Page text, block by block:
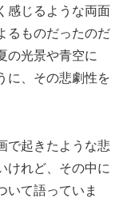
感じるような両面
るものだったのだ
の光景や青空に
に、その悲劇性を
で起きたような悲
けれど、その中に
いて語っていま